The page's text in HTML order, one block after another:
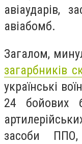
авіаударів,
авіабомб.
Загалом,
загарбників
українські
24 бойових
засоби